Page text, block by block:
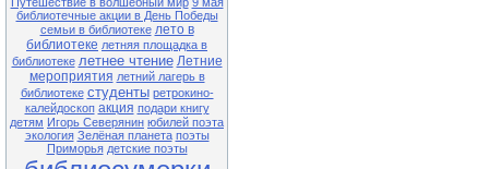
расписании возможны
корректировки. Обращаться по
тел.: 25-1-72
библиотечные акции в День Победы
семьи в библиотеке лето в
библиотеке летняя площадка в
библиотеке летнее чтение Летние
мероприятия летний лагерь в
библиотеке студенты ретрокино-
калейдоскоп акция подари книгу
детям Игорь Северянин юбилей поэта
экология Зелёная планета поэты
Приморья детские поэты